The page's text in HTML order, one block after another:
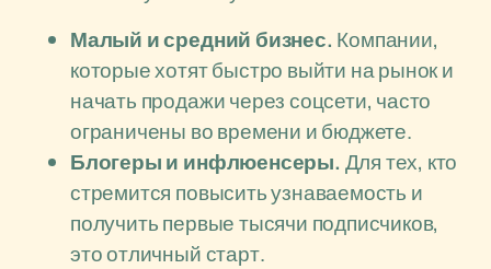
Малый и средний бизнес. Компании,
которые хотят быстро выйти на рынок и
начать продажи через соцсети, часто
ограничены во времени и бюджете.
Блогеры и инфлюенсеры. Для тех, кто
стремится повысить узнаваемость и
получить первые тысячи подписчиков,
это отличный старт.